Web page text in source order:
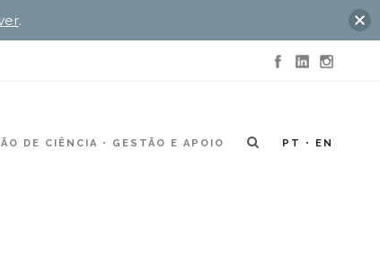
DE CIÊNCIA GESTÃO E APOIO PT EN
.